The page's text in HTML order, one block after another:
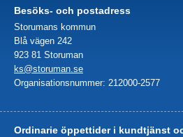
Besöks- och postadress
Storumans kommun
Blå vägen 242
923 81 Storuman
ks@storuman.se
Organisationsnummer: 212000-2577
Ordinarie öppettider i kundtjänst